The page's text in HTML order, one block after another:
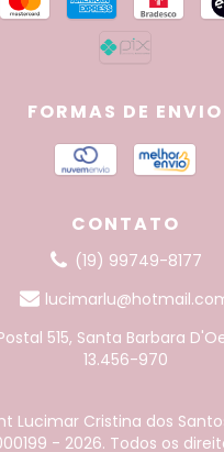
FORMAS DE ENVIO
CONTATO
(19) 99749-8177
515, Santa Barbara
13.456-970
Lucimar Cristina dos
- 2026. Todos os